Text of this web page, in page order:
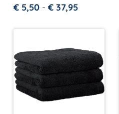
€ 5,50 - € 37,95